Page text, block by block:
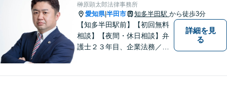
榊原顕太郎法律事務所
愛知県|半田市 知多半田駅 から徒歩3分
【知多半田駅前】【初回無料
相談】【夜間・休日相談】弁
護士２３年目、企業法務／交
詳細を見
る